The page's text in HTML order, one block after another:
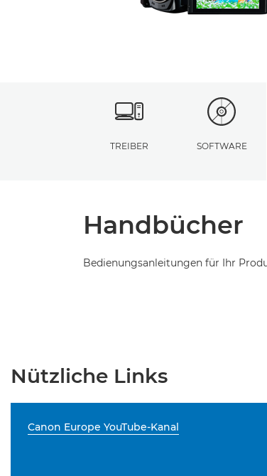
TREIBER SOFTWARE
Handbücher
Bedienungsanleitungen für Ihr
Nützliche Links
Canon Europe YouTube-Kanal